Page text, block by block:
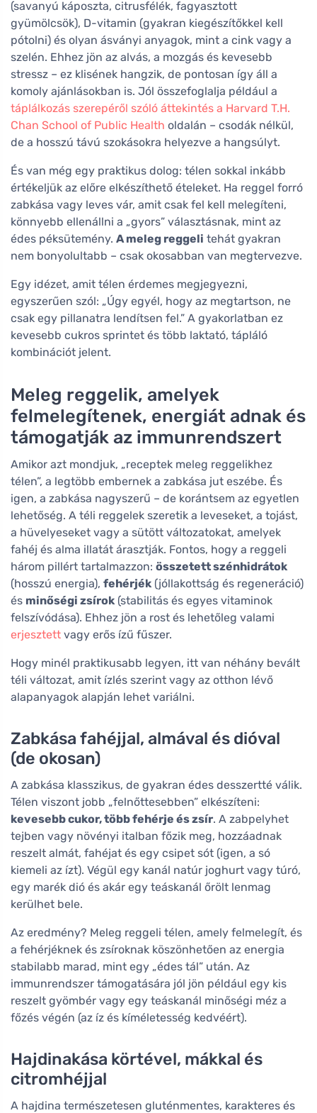
(savanyú káposzta, citrusfélék, fagyasztott
gyümölcsök), D-vitamin (gyakran kiegészítőkkel kell
pótolni) és olyan ásványi anyagok, mint a cink vagy a
szelén. Ehhez jön az alvás, a mozgás és kevesebb
stressz – ez klisének hangzik, de pontosan így áll a
komoly ajánlásokban is. Jól összefoglalja például a
táplálkozás szerepéről szóló áttekintés a Harvard T.H.
Chan School of Public Health oldalán – csodák nélkül,
de a hosszú távú szokásokra helyezve a hangsúlyt.
És van még egy praktikus dolog: télen sokkal inkább
értékeljük az előre elkészíthető ételeket. Ha reggel forró
zabkása vagy leves vár, amit csak fel kell melegíteni,
könnyebb ellenállni a „gyors” választásnak, mint az
édes péksütemény. A meleg reggeli tehát gyakran
nem bonyolultabb – csak okosabban van megtervezve.
Egy idézet, amit télen érdemes megjegyezni,
egyszerűen szól: „Úgy egyél, hogy az megtartson, ne
csak egy pillanatra lendítsen fel.” A gyakorlatban ez
kevesebb cukros sprintet és több laktató, tápláló
kombinációt jelent.
Meleg reggelik, amelyek
felmelegítenek, energiát adnak és
támogatják az immunrendszert
Amikor azt mondjuk, „receptek meleg reggelikhez
télen”, a legtöbb embernek a zabkása jut eszébe. És
igen, a zabkása nagyszerű – de korántsem az egyetlen
lehetőség. A téli reggelek szeretik a leveseket, a tojást,
a hüvelyeseket vagy a sütött változatokat, amelyek
fahéj és alma illatát árasztják. Fontos, hogy a reggeli
három pillért tartalmazzon: összetett szénhidrátok
(hosszú energia), fehérjék (jóllakottság és regeneráció)
és minőségi zsírok (stabilitás és egyes vitaminok
felszívódása). Ehhez jön a rost és lehetőleg valami
erjesztett vagy erős ízű fűszer.
Hogy minél praktikusabb legyen, itt van néhány bevált
téli változat, amit ízlés szerint vagy az otthon lévő
alapanyagok alapján lehet variálni.
Zabkása fahéjjal, almával és dióval
(de okosan)
A zabkása klasszikus, de gyakran édes desszertté válik.
Télen viszont jobb „felnőttesebben” elkészíteni:
kevesebb cukor, több fehérje és zsír. A zabpelyhet
tejben vagy növényi italban főzik meg, hozzáadnak
reszelt almát, fahéjat és egy csipet sót (igen, a só
kiemeli az ízt). Végül egy kanál natúr joghurt vagy túró,
egy marék dió és akár egy teáskanál őrölt lenmag
kerülhet bele.
Az eredmény? Meleg reggeli télen, amely felmelegít, és
a fehérjéknek és zsíroknak köszönhetően az energia
stabilabb marad, mint egy „édes tál” után. Az
immunrendszer támogatására jól jön például egy kis
reszelt gyömbér vagy egy teáskanál minőségi méz a
főzés végén (az íz és kíméletesség kedvéért).
Hajdinakása körtével, mákkal és
citromhéjjal
A hajdina természetesen gluténmentes, karakteres és